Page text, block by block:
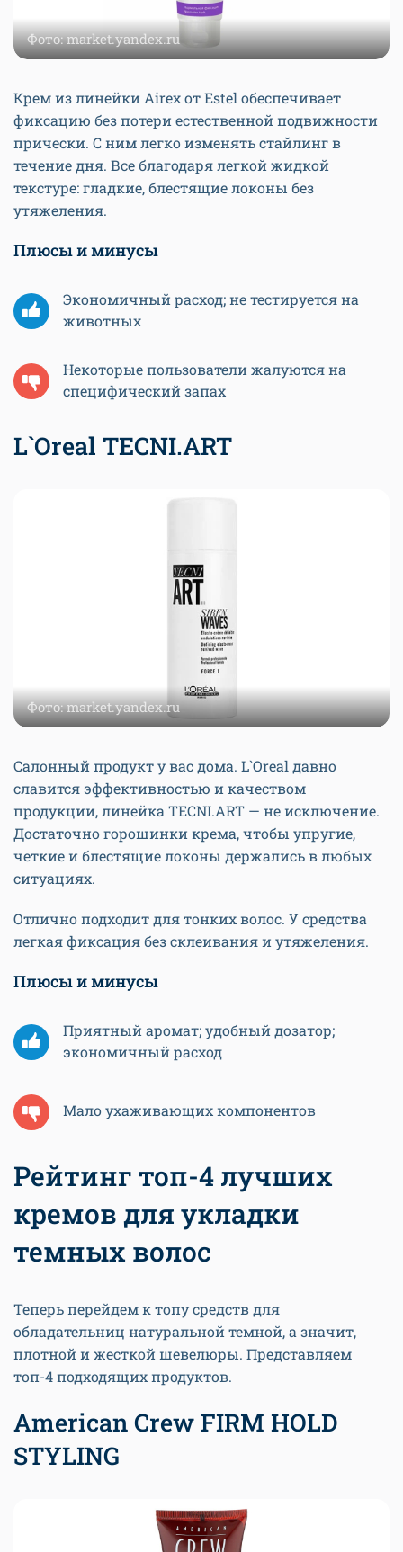
Фото: market.yandex.ru
Крем из линейки Airex от Estel обеспечивает
фиксацию без потери естественной подвижности
прически. С ним легко изменять стайлинг в
течение дня. Все благодаря легкой жидкой
текстуре: гладкие, блестящие локоны без
утяжеления.
Плюсы и минусы
Экономичный расход; не тестируется на
животных
Некоторые пользователи жалуются на
специфический запах
L`Oreal TECNI.ART
Фото: market.yandex.ru
Салонный продукт у вас дома. L`Oreal давно
славится эффективностью и качеством
продукции, линейка TECNI.ART — не исключение.
Достаточно горошинки крема, чтобы упругие,
четкие и блестящие локоны держались в любых
ситуациях.
Отлично подходит для тонких волос. У средства
легкая фиксация без склеивания и утяжеления.
Плюсы и минусы
Приятный аромат; удобный дозатор;
экономичный расход
Мало ухаживающих компонентов
Рейтинг топ-4 лучших
кремов для укладки
темных волос
Теперь перейдем к топу средств для
обладательниц натуральной темной, а значит,
плотной и жесткой шевелюры. Представляем
топ-4 подходящих продуктов.
American Crew FIRM HOLD
STYLING